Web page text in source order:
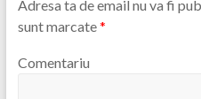
Adresa ta de email nu va fi
sunt marcate*
Comentariu